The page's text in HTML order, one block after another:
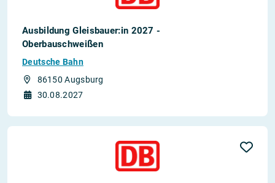
Ausbildung Gleisbauer:in 2027 -
Oberbauschweißen
Deutsche Bahn
86150 Augsburg
30.08.2027